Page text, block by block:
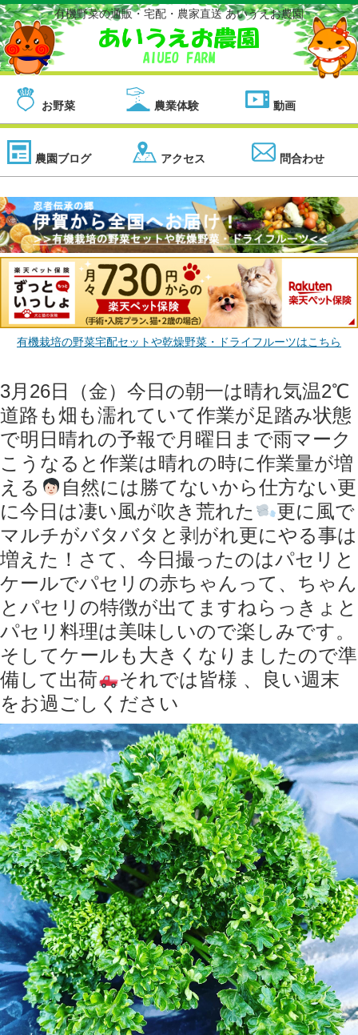
有機野菜の通販・宅配・農家直送 あいうえお農園
お野菜 農業体験 動画
農園ブログ アクセス 問合わせ
有機栽培の野菜宅配セットや乾燥野菜・ドライフルーツはこちら
3月26日（金）今日の朝一は晴れ気温2℃
道路も畑も濡れていて作業が足踏み状態
で明日晴れの予報で月曜日まで雨マーク
こうなると作業は晴れの時に作業量が増
える
‍自然には勝てないから仕方ない更
に今日は凄い風が吹き荒れた
更に風で
マルチがバタバタと剥がれ更にやる事は
増えた！さて、今日撮ったのはパセリと
ケールでパセリの赤ちゃんって、ちゃん
とパセリの特徴が出てますねらっきょと
パセリ料理は美味しいので楽しみです。
そしてケールも大きくなりましたので準
備して出荷
それでは皆様 、良い週末
をお過ごしください